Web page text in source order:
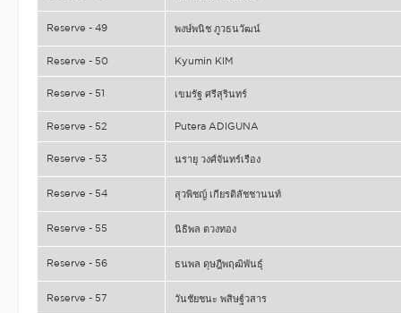
Reserve - 49 พงษ์พนิช ภูวธนวัฒน์
Reserve - 50 Kyumin KIM
Reserve - 51 เขมรัฐ ศรีสุรินทร์
Reserve - 52 Putera ADIGUNA
Reserve - 53 นรายุ วงศ์จันทร์เรือง
Reserve - 54 สุวพิชญ์ เกียรติลัชชานนท์
Reserve - 55 นิธิพล ตวงทอง
Reserve - 56 ธนพล ดุษฎีพฤฒิพันธุ์
Reserve - 57 วันชัยชนะ พสิษฐ์วสาร